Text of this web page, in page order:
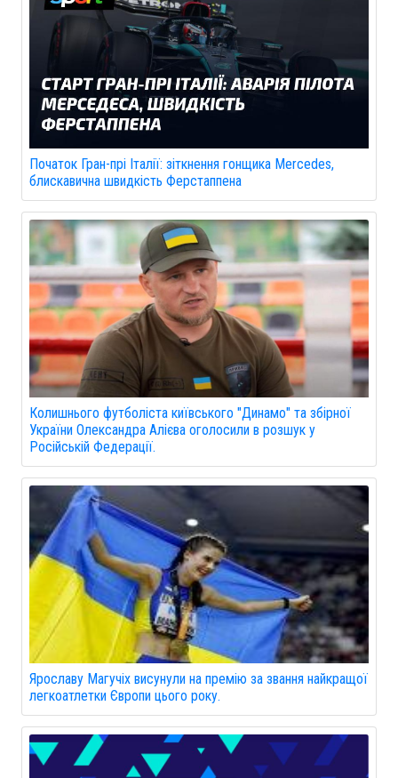
Початок Гран-прі Італії: зіткнення гонщика Mercedes,
блискавична швидкість Ферстаппена
Колишнього футболіста київського "Динамо" та збірної
України Олександра Алієва оголосили в розшук у
Російській Федерації.
Ярославу Магучіх висунули на премію за звання найкращої
легкоатлетки Європи цього року.